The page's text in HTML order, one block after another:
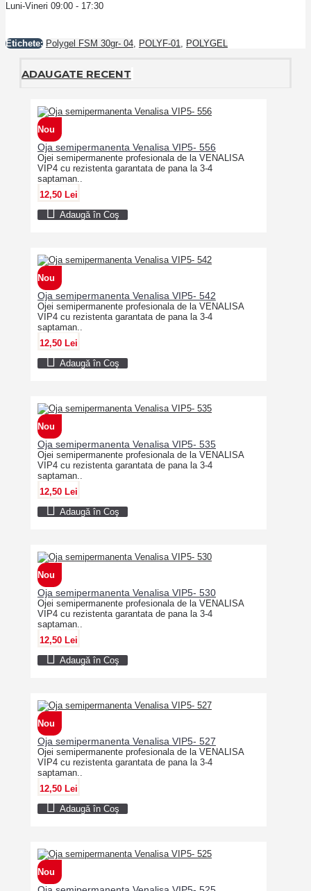
Luni-Vineri 09:00 - 17:30
Etichete: Polygel FSM 30gr- 04, POLYF-01, POLYGEL
ADAUGATE RECENT
Nou
Oja semipermanenta Venalisa VIP5- 556
Ojei semipermanente profesionala de la VENALISA
VIP4 cu rezistenta garantata de pana la 3-4
saptaman..
12,50 Lei
Adaugă în Coş
Nou
Oja semipermanenta Venalisa VIP5- 542
Ojei semipermanente profesionala de la VENALISA
VIP4 cu rezistenta garantata de pana la 3-4
saptaman..
12,50 Lei
Adaugă în Coş
Nou
Oja semipermanenta Venalisa VIP5- 535
Ojei semipermanente profesionala de la VENALISA
VIP4 cu rezistenta garantata de pana la 3-4
saptaman..
12,50 Lei
Adaugă în Coş
Nou
Oja semipermanenta Venalisa VIP5- 530
Ojei semipermanente profesionala de la VENALISA
VIP4 cu rezistenta garantata de pana la 3-4
saptaman..
12,50 Lei
Adaugă în Coş
Nou
Oja semipermanenta Venalisa VIP5- 527
Ojei semipermanente profesionala de la VENALISA
VIP4 cu rezistenta garantata de pana la 3-4
saptaman..
12,50 Lei
Adaugă în Coş
Nou